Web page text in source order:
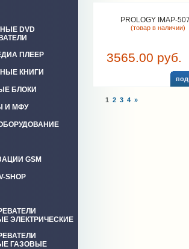
DVD
ПЛЕЕР
КНИГИ
БЛОКИ
И МФУ
GSM
SHOP
ЭЛЕКТРИЧЕСКИЕ
ГАЗОВЫЕ
PROLOGY IMAP-
(товар в наличии)
3565.00 руб.
1 2 3 4 »